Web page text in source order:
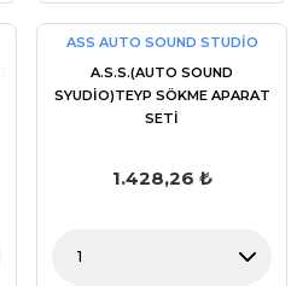
ASS AUTO SOUND STUDİO
A.S.S.(AUTO SOUND
SYUDİO)TEYP SÖKME APARAT
SETİ
1.428,26 ₺